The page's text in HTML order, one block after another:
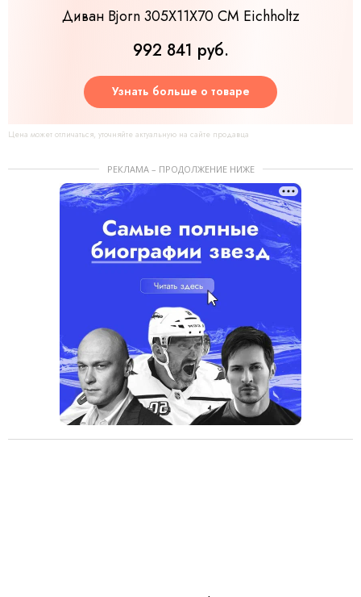
Диван Bjorn 305X11X70 CM Eichholtz
992 841 руб.
Узнать больше о товаре
Цена может отличаться, уточняйте актуальную на сайте продавца
РЕКЛАМА – ПРОДОЛЖЕНИЕ НИЖЕ